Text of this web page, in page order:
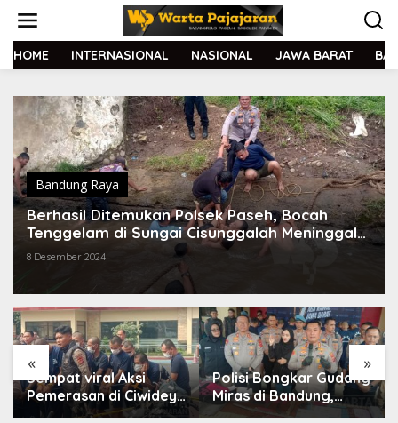
t
HOME INTERNASIONAL NASIONAL JAWA BARAT
Bandung Raya
Berhasil Ditemukan Polsek Paseh, Bocah
Tenggelam di Sungai Cisunggalah Meninggal
Dunia
8 Desember 2024
« »
Sempat viral Aksi
Pemerasan di Ciwidey,
Polisi Tangkap Dua
Polisi Bongkar Gudang
Miras di Bandung,
Lebih dari Enam Ribu